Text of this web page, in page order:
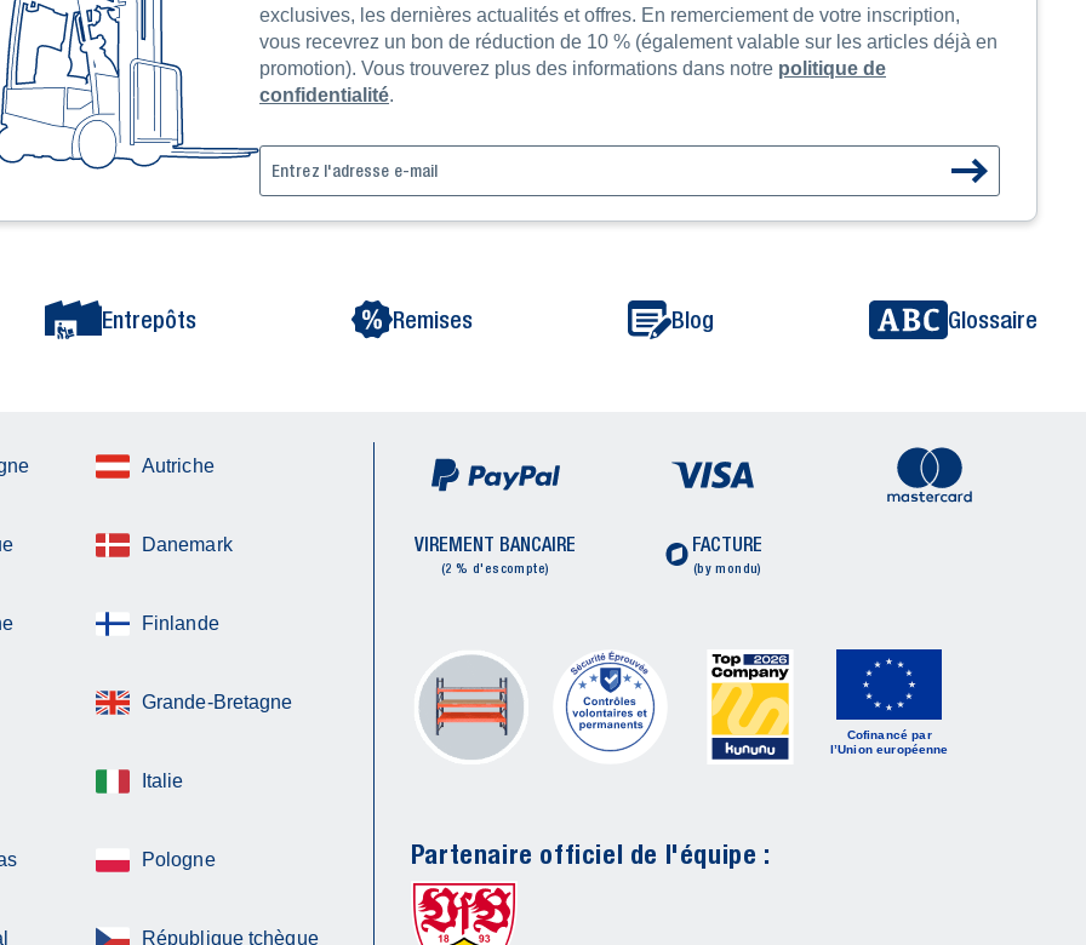
exclusives, les dernières actualités et offres. En remerciement de votre inscription,
vous recevrez un bon de réduction de 10 % (également valable sur les articles déjà en
promotion). Vous trouverez plus des informations dans notre politique de
confidentialité.
Entrepôts Remises Blog Glossaire
Autriche
Danemark
Finlande
Grande-Bretagne
Italie
Pologne
République tchèque
VIREMENT BANCAIRE
(2 % d'escompte)
FACTURE
(by mondu)
Cofinancé par
l’Union européenne
Partenaire officiel de l'équipe :